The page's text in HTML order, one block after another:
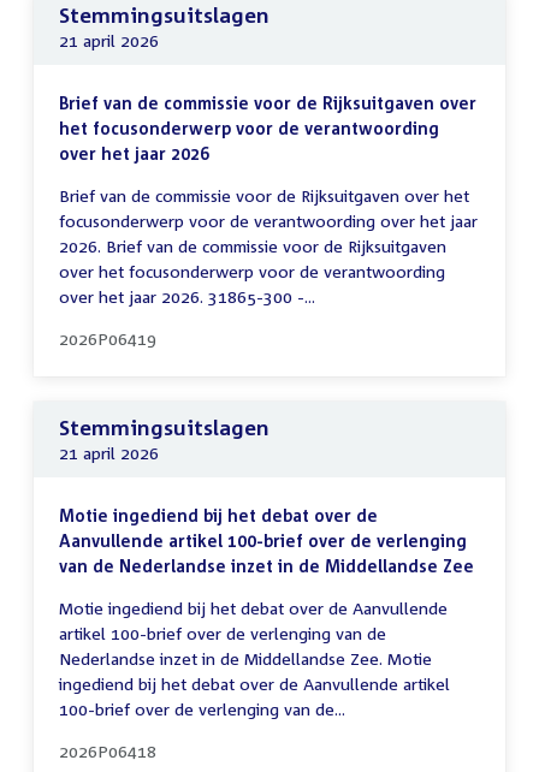
Stemmingsuitslagen
21 april 2026
Brief van de commissie voor de Rijksuitgaven over
het focusonderwerp voor de verantwoording
over het jaar 2026
Brief van de commissie voor de Rijksuitgaven over het
focusonderwerp voor de verantwoording over het jaar
2026. Brief van de commissie voor de Rijksuitgaven
over het focusonderwerp voor de verantwoording
over het jaar 2026. 31865-300 -...
2026P06419
Stemmingsuitslagen
21 april 2026
Motie ingediend bij het debat over de
Aanvullende artikel 100-brief over de verlenging
van de Nederlandse inzet in de Middellandse Zee
Motie ingediend bij het debat over de Aanvullende
artikel 100-brief over de verlenging van de
Nederlandse inzet in de Middellandse Zee. Motie
ingediend bij het debat over de Aanvullende artikel
100-brief over de verlenging van de...
2026P06418